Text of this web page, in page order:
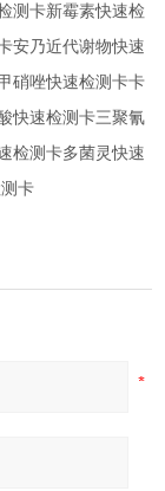
测卡新霉素快速检
安乃近代谢物快速
硝唑快速检测卡卡
快速检测卡三聚氰
检测卡多菌灵快速
卡